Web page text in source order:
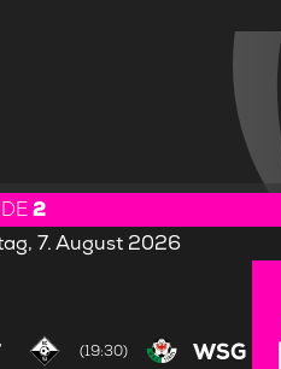
2
7. August 2026
(19:30) WSG